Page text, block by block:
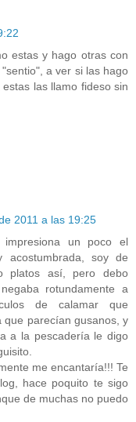
estas y hago otras con
a ver si las hago
las llamo fideso sin
2011 a las 19:25
un poco el
soy de
platos así, pero debo
rotundamente a
de calamar que
que parecían gusanos, y
a la pescadería le digo
me encantaría!!! Te
hace poquito te sigo
de muchas no puedo